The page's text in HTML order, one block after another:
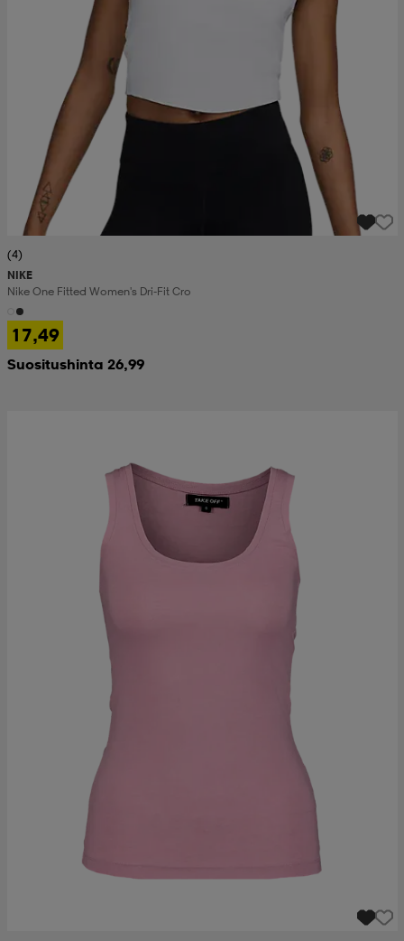
(4)
NIKE
Nike One Fitted Women's Dri-Fit Cro
17,49
Suositushinta 26,99